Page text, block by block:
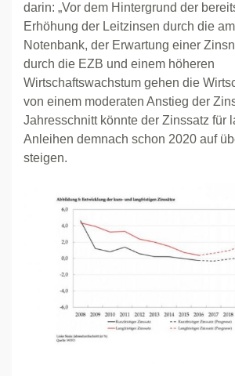
darin: „Vor dem Hintergrund der
Erhöhung der Leitzinsen durch die
Notenbank, der Erwartung einer
durch die EZB und einem höheren
Wirtschaftswachstum gehen die
von einem moderaten Anstieg der
Jahresschnitt könnte der Zinssatz für
Anleihen demnach schon 2020 auf
steigen.